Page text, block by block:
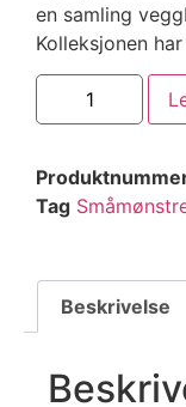
en samling
Kolleksjonen
Tag
Beskrivelse